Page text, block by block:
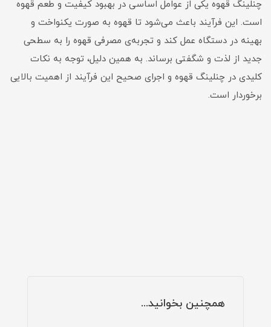
چنلینگ قهوه یکی از عوامل اساسی در بهبود کیفیت و طعم قهوه
است. این فرآیند باعث می‌شود تا قهوه به صورت یکنواخت و
بهینه در دستگاه عمل کند و تجربه‌ی مصرفی قهوه را به سطحی
جدید از لذت و شگفتی برساند. به همین دلیل، توجه به نکات
کلیدی در چنلینگ قهوه و اجرای صحیح این فرآیند از اهمیت بالایی
برخوردار است.
همچنین بخوانید...